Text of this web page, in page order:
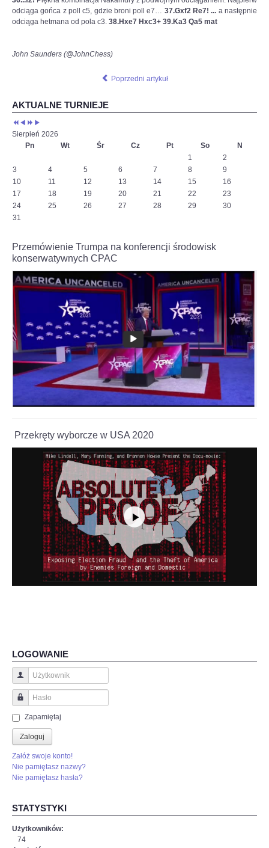
odciąga gońca z poll c5, gdzie broni poll e7… 37.Gxf2 Re7! ... a następnie
odciąga hetmana od pola c3. 38.Hxe7 Hxc3+ 39.Ka3 Qa5 mat
John Saunders (@JohnChess)
Poprzedni artykuł
AKTUALNE TURNIEJE
Sierpień 2026
Pn
Wt Śr Cz Pt So
N
1
2
3
4 5 6 7 8
9
10
11 12 13 14 15
16
17
18 19 20 21 22
23
24
25 26 27 28 29
30
31
Przemówienie Trumpa na konferencji środowisk
konserwatywnych CPAC
Przekręty wyborcze w USA 2020
LOGOWANIE
Użytkownik
Hasło
Zapamiętaj
Zaloguj
Załóż swoje konto!
Nie pamiętasz nazwy?
Nie pamiętasz hasła?
STATYSTYKI
Użytkowników:
74